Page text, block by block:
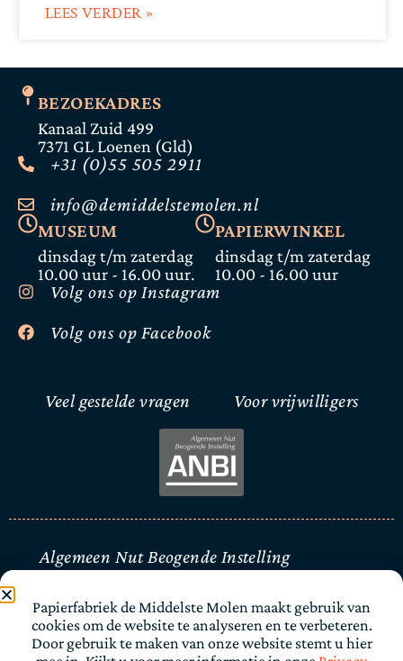
LEES VERDER »
BEZOEKADRES
Kanaal Zuid 499
7371 GL Loenen (Gld)
+31 (0)55 505 2911
info@demiddelstemolen.nl
Volg ons op Instagram
Volg ons op Facebook
MUSEUM
dinsdag t/m zaterdag
10.00 uur - 16.00 uur.
PAPIERWINKEL
dinsdag t/m zaterdag
10.00 - 16.00 uur
Veel gestelde vragen Voor vrijwilligers
Algemeen Nut Beogende Instelling
Privacy beleid
Webdesign:Web-
Papierfabriek de Middelste Molen maakt gebruik van
cookies om de website te analyseren en te verbeteren.
Door gebruik te maken van onze website stemt u hier